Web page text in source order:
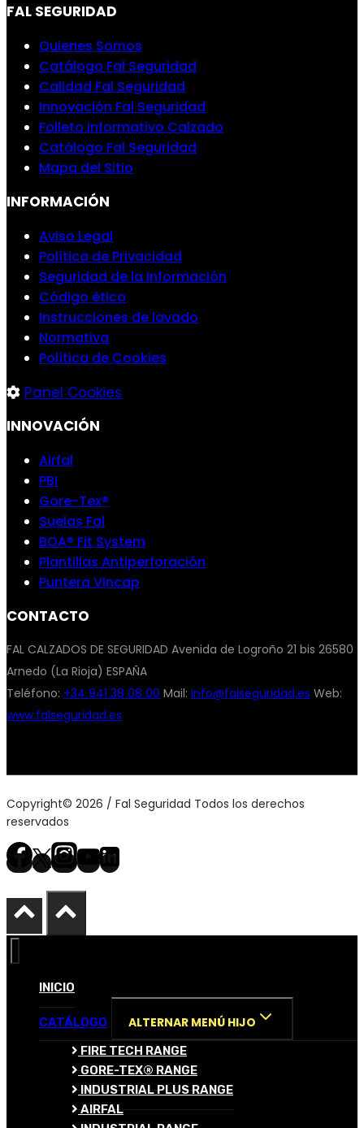
FAL SEGURIDAD
Quienes Somos
Catálogo Fal Seguridad
Calidad Fal Seguridad
Innovación Fal Seguridad
Folleto informativo Calzado
Catálogo Fal Seguridad
Mapa del Sitio
INFORMACIÓN
Aviso Legal
Política de Privacidad
Seguridad de la Información
Código ético
Instrucciones de lavado
Normativa
Política de Cookies
Panel Cookies
INNOVACIÓN
Airfal
PBI
Gore-Tex®
Suelas Fal
BOA® Fit System
Plantillas Antiperforación
Puntera Vincap
CONTACTO
FAL CALZADOS DE SEGURIDAD Avenida de Logroño 21 bis 26580
Arnedo (La Rioja) ESPAÑA
Teléfono: +34 941 38 08 00 Mail: info@falseguridad.es Web:
www.falseguridad.es
Copyright© 2026 / Fal Seguridad Todos los derechos
reservados
INICIO
CATÁLOGO ALTERNAR MENÚ HIJO
FIRE TECH RANGE
GORE-TEX® RANGE
INDUSTRIAL PLUS RANGE
AIRFAL